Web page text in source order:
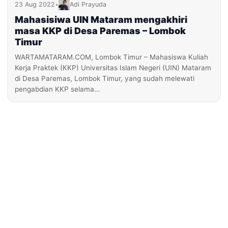
23 Aug 2022• Adi Prayuda
Mahasisiwa UIN Mataram mengakhiri
masa KKP di Desa Paremas – Lombok
Timur
WARTAMATARAM.COM, Lombok Timur – Mahasiswa Kuliah
Kerja Praktek (KKP) Universitas Islam Negeri (UIN) Mataram
di Desa Paremas, Lombok Timur, yang sudah melewati
pengabdian KKP selama…